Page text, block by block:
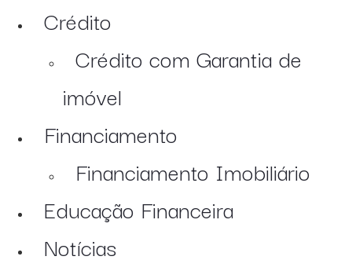
Crédito
Crédito com Garantia de
imóvel
Financiamento
Financiamento Imobiliário
Educação Financeira
Notícias